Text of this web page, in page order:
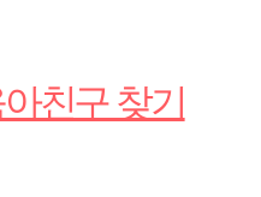
친구 찾기